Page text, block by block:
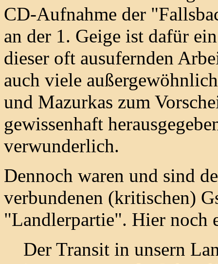
CD-Aufnahme der
an der 1. Geige ist dafür
dieser oft ausufernden
auch viele
und Mazurkas zum
gewissenhaft
verwunderlich.
Dennoch waren und sind
verbundenen (kritischen)
"Landlerpartie". Hier noch
Der Transit in unsern